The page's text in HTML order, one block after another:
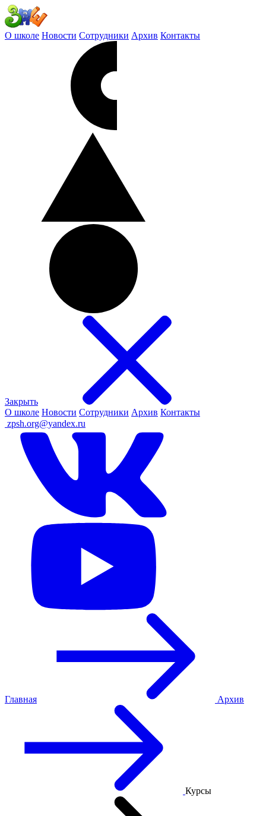
О школе Новости Сотрудники Архив Контакты
Закрыть
О школе Новости Сотрудники Архив Контакты
zpsh.org@yandex.ru
Главная Архив
Курсы